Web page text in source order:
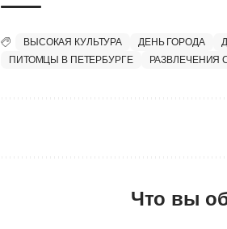
ВЫСОКАЯ КУЛЬТУРА ДЕНЬ ГОРОДА
ПИТОМЦЫ В ПЕТЕРБУРГЕ
РАЗВЛЕЧЕНИЯ
Что вы